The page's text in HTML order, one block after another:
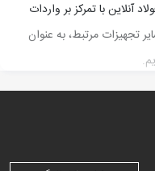
آنلاین با تمرکز بر واردات
تجهیزات مرتبط، به عنوان
می‌شود؟
نیاز برای انتقال و